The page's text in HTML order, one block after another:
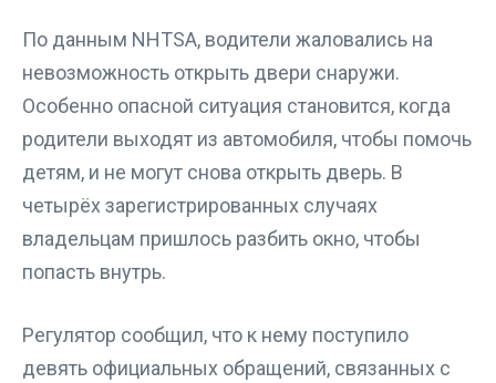
По данным NHTSA, водители жаловались на
невозможность открыть двери снаружи.
Особенно опасной ситуация становится, когда
родители выходят из автомобиля, чтобы помочь
детям, и не могут снова открыть дверь. В
четырёх зарегистрированных случаях
владельцам пришлось разбить окно, чтобы
попасть внутрь.
Регулятор сообщил, что к нему поступило
девять официальных обращений, связанных с